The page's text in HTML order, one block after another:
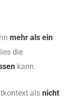
mehr als ein
die
kann.
als nicht